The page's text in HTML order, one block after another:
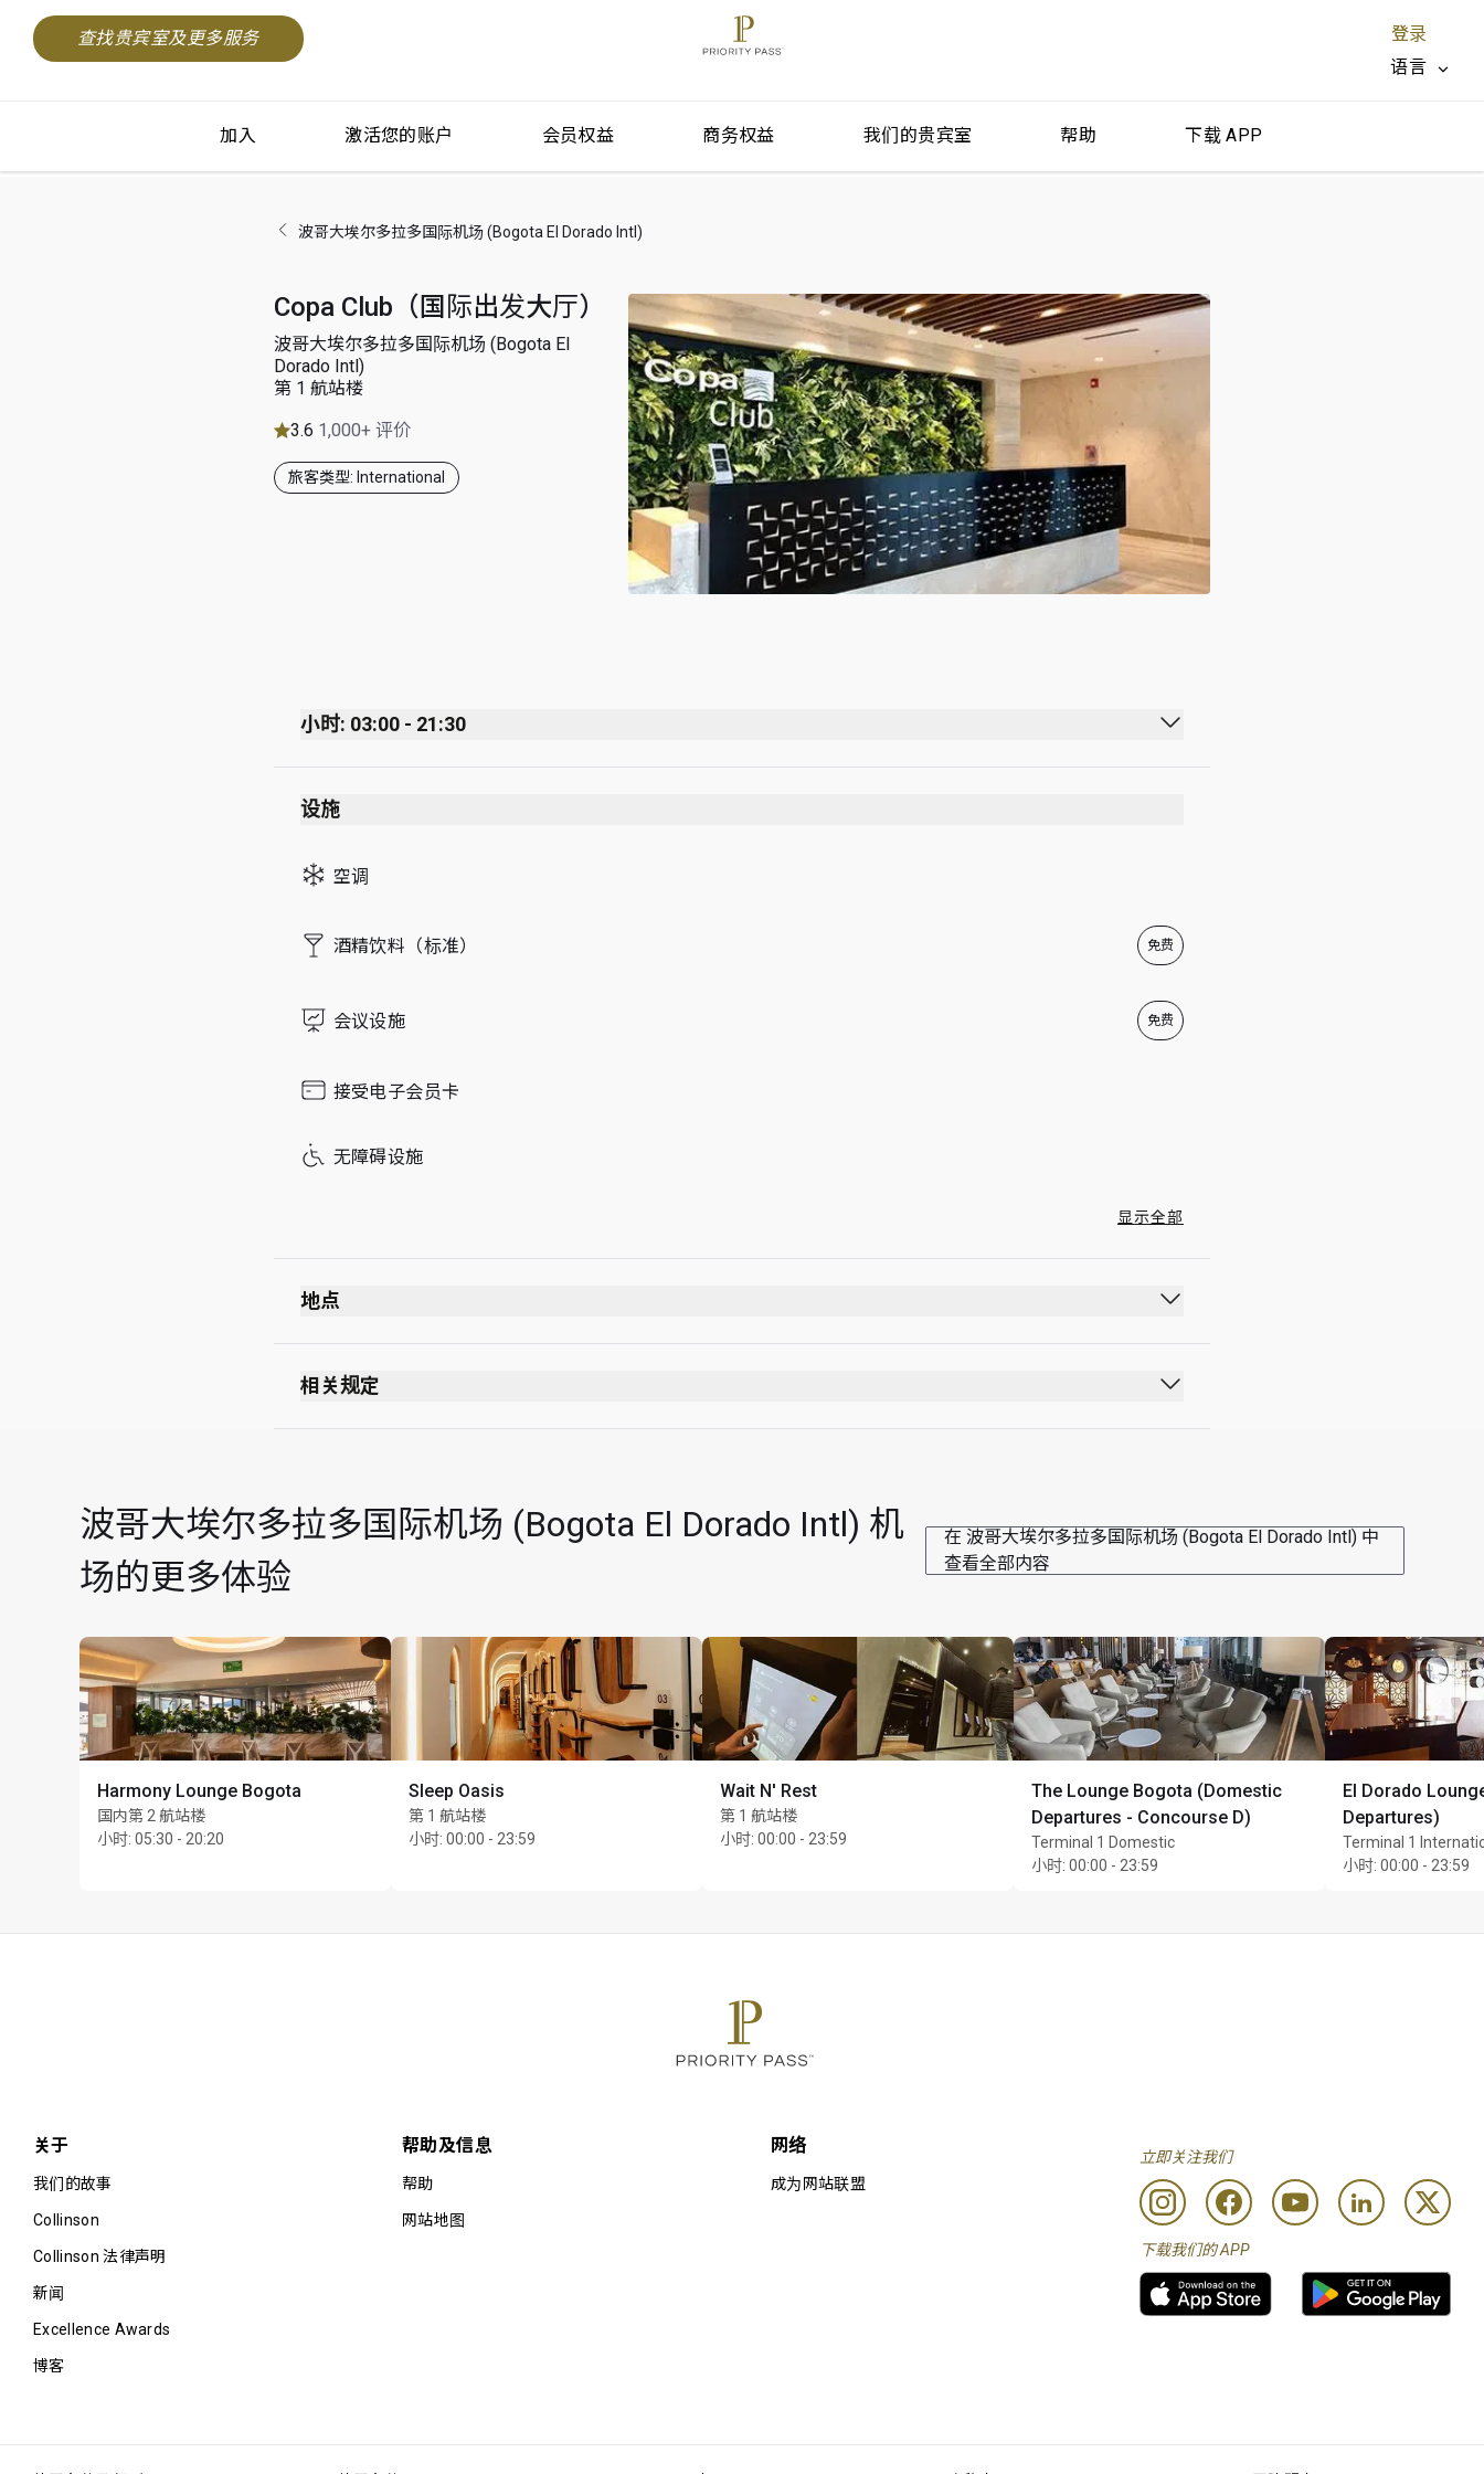
查找贵宾室及更多服务
登录
语言
加入 激活您的账户 会员权益 商务权益 我们的贵宾室 帮助 下载 APP
波哥大埃尔多拉多国际机场 (Bogota El Dorado Intl)
Copa Club（国际出发大厅）
波哥大埃尔多拉多国际机场 (Bogota El
Dorado Intl)
第 1 航站楼
3.6 1,000+ 评价
旅客类型: International
小时: 03:00 - 21:30
Monday 03:00 - 21:30
Tuesday
Thursday
Friday 03:00 - 21:30
Sunday 03:00 - 21:30
设施
空调
酒精饮料（标准） 免费
会议设施 免费
接受电子会员卡
无障碍设施
显示全部
地点
相关规定
波哥大埃尔多拉多国际机场 (Bogota El Dorado Intl) 机
场的更多体验
在 波哥大埃尔多拉多国际机场 (Bogota El Dorado Intl) 中
查看全部内容
Harmony Lounge Bogota
国内第 2 航站楼
小时: 05:30 - 20:20
Sleep Oasis
第 1 航站楼
小时: 00:00 - 23:59
Wait N' Rest
第 1 航站楼
小时: 00:00 - 23:59
The Lounge Bogota (Domestic
Departures - Concourse D)
Terminal 1 Domestic
小时: 00:00 - 23:59
El Dorado
Departures)
Terminal 1
小时: 00:00 - 23:59
关于
我们的故事
Collinson
Collinson 法律声明
新闻
Excellence Awards
博客
帮助及信息
帮助
网站地图
网络
成为网站联盟
立即关注我们
下载我们的 APP